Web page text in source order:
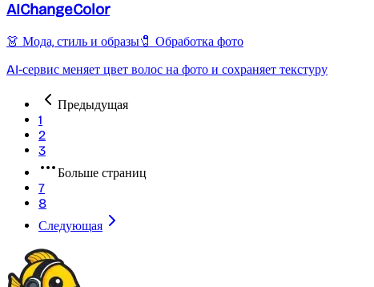
AIChangeColor
👗 Мода, стиль и образы🧷 Обработка фото
AI-сервис меняет цвет волос на фото и сохраняет текстуру
Предыдущая
1
2
3
Больше страниц
7
8
Следующая